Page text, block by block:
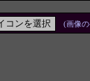
(画像の